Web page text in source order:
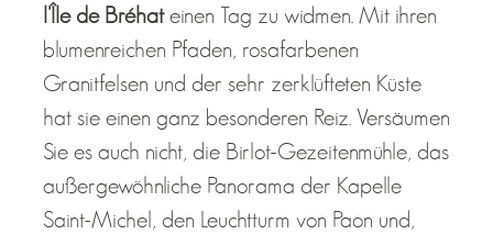
l'Île de Bréhateinen Tag zu widmen. Mit ihren
blumenreichen Pfaden, rosafarbenen
Granitfelsen und der sehr zerklüfteten Küste
hat sie einen ganz besonderen Reiz. Versäumen
Sie es auch nicht, die Birlot-Gezeitenmühle, das
außergewöhnliche Panorama der Kapelle
Saint-Michel, den Leuchtturm von Paon und,